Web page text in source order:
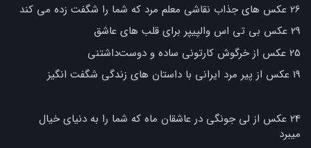
26 عکس های جذاب نقاشی معلم مرد که شما را شگفت زده می کند
29 عکس بی تی اس والپیپر برای قلب های عاشق
25 عکس از خرگوش کارتونی ساده و دوست‌داشتنی
19 عکس از پیر مرد ایرانی با داستان های زندگی شگفت انگیز
24 عکس از لی جونگی در عاشقان ماه که شما را به دنیای خیال
میبرد